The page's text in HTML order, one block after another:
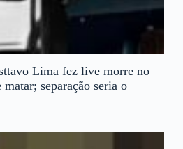
Lima fez live morre no
separação seria o